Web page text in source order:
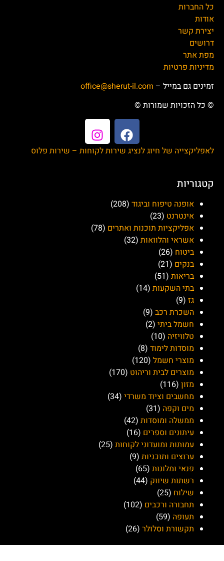
כל החברות
אודות
יצירת קשר
דרושים
מפת אתר
מדיניות פרטיות
זמינים גם במייל –office@sherut-il.com
© כל הזכויות שמורות ©
לאפליקצייה של חיוג לנציג שירות לקוחות – שירות פלוס
קטגוריות
אופנה טיפוח וביגוד(208)
אינטרנט(23)
אפליקציות תוכנות ואתרים(78)
אשראי והלוואות(32)
ביטוח(26)
בנקים(21)
בריאות(51)
בתי השקעות(14)
גז(9)
השכרת רכב(9)
חשמל ביתי(2)
טלוויזיה(10)
מוסדות לימוד(8)
מוצרי חשמל(120)
מוצרים לבית וריהוט(170)
מזון(116)
מחשבים וציוד משרדי(34)
מים וקפה(31)
ממשלה ומוסדות(42)
עיתונים וספרים(16)
עמותות ומועדוני לקוחות(25)
ערוצים ותוכניות(9)
פנאי ומלונות(65)
רשתות שיווק(44)
שילוח(25)
תחבורה ורכבים(102)
תעופה(59)
תקשורת וסלולר(26)